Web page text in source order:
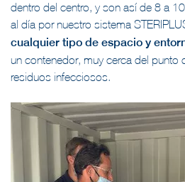
dentro del centro, y son así de 8 a
al día por nuestro sistema
cualquier tipo de espacio y
un contenedor, muy cerca del punto
residuos infecciosos.